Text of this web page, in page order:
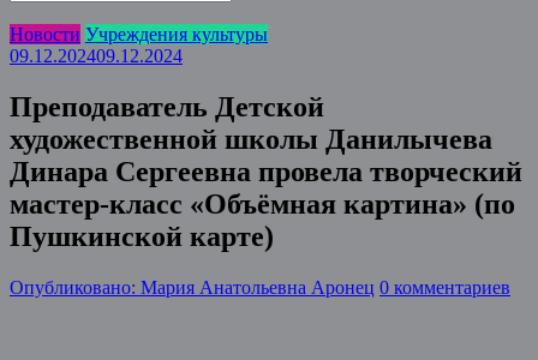
Новости Учреждения культуры
09.12.202409.12.2024
Преподаватель Детской
художественной школы Данилычева
Динара Сергеевна провела творческий
мастер-класс «Объёмная картина» (по
Пушкинской карте)
Опубликовано: Мария Анатольевна Аронец 0 комментариев